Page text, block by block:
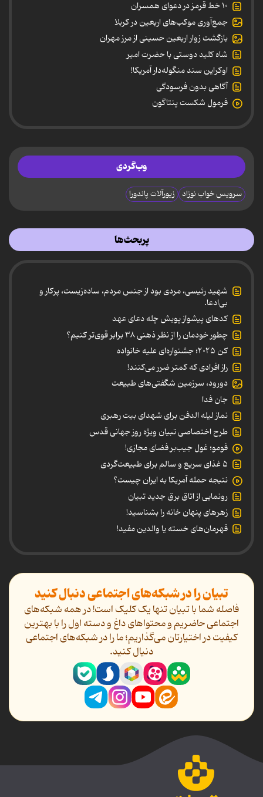
۱۰ خط قرمز در دعوای همسران
جمع‌آوری موکب‌های اربعین در کربلا
بازگشت زوار اربعین حسینی از مرز مهران
شاه کلید دوستی با حضرت امیر
اوکراین سند منگوله‌دار آمریکا!
آگاهی بدون فرسودگی
فرمول شکست پنتاگون
وب‌گردی
سرویس خواب نوزاد زیورآلات پاندورا
پربحث‌ها
شهید رئیسی، مردی بود از جنس مردم، ساده‌زیست، پرکار و
بی‌ادعا.
کدهای پیشواز پویش چله دعای عهد
چطور خودمان را از نظر ذهنی ۳۸ برابر قوی‌تر کنیم؟
کن ۲۰۲۵؛ جشنواره‌ای علیه خانواده
راز افرادی که کمتر ضرر می‌کنند!
دورود، سرزمین شگفتی‌های طبیعت
جان فدا
نماز لیله الدفن برای شهدای بیت رهبری
طرح اختصاصی تبیان ویژه روز جهانی قدس
فومو؛ غول جیب‌بر فضای مجازی!
۵ غذای سریع و سالم برای طبیعت‌گردی
نتیجه حمله آمریکا به ایران چیست؟
رونمایی از اتاق برق جدید تبیان
زهرهای پنهان خانه را بشناسید!
قهرمان‌های خسته یا والدین مفید!
تبیان را در شبکه‌های اجتماعی دنبال کنید
فاصله شما با تبیان تنها یک کلیک است! در همه شبکه‌های
اجتماعی حاضریم و محتواهای داغ و دسته اول را با بهترین
کیفیت در اختیارتان می‌گذاریم؛ ما را در شبکه‌های اجتماعی
دنیال کنید.